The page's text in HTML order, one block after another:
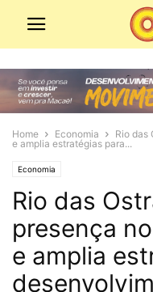
Home Economia
Rio das
e amplia estratégias para...
Economia
Rio das
presença
e amplia